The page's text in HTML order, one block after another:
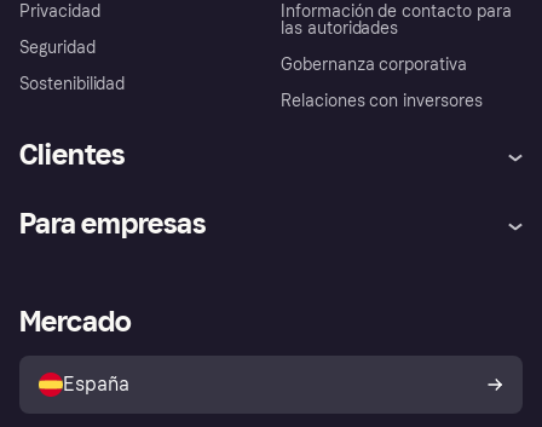
Privacidad
Seguridad
Sostenibilidad
Información de contacto para
las autoridades
Gobernanza corporativa
Relaciones con inversores
Clientes
Inicio de sesión
Directorio de tiendas
Política de protección al
comprador de Klarna
Reclamaciones
Para empresas
Acceso empresas
Mercado
España